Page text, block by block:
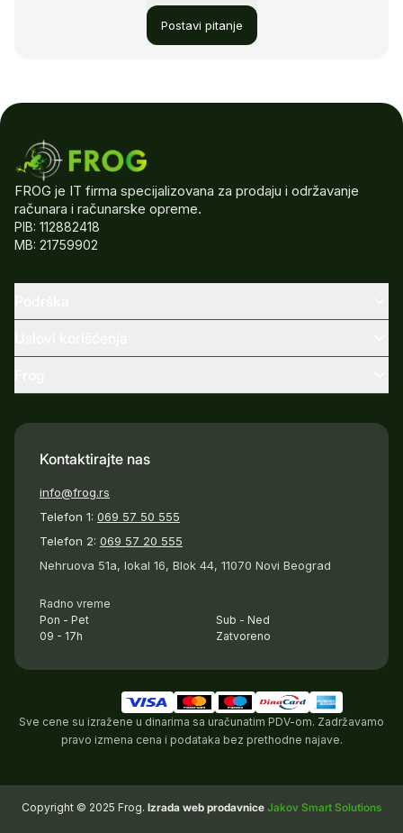
Postavi pitanje
FROG je IT firma specijalizovana za prodaju i održavanje
računara i računarske opreme.
PIB: 112882418
MB: 21759902
Kontaktirajte nas
info@frog.rs
Telefon 1: 069 57 50 555
Telefon 2: 069 57 20 555
Nehruova 51a, lokal 16, Blok 44, 11070 Novi Beograd
Radno vreme
Pon - Pet
09 - 17h
Sub - Ned
Zatvoreno
Sve cene su izražene u dinarima sa uračunatim PDV-om. Zadržavamo
pravo izmena cena i podataka bez prethodne najave.
Copyright © 2025 Frog. Izrada web prodavnice Jakov Smart Solutions